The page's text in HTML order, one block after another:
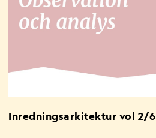
Inredningsarkitektur vol 2/6